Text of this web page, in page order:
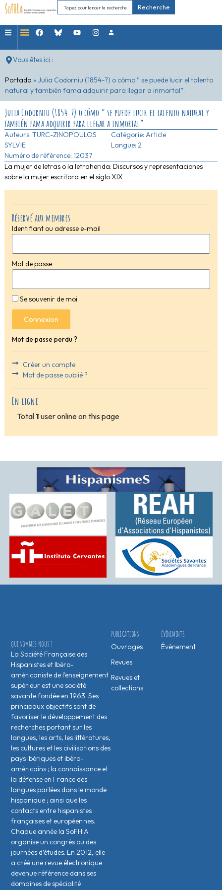
Recherche
Vous êtes ici :
Portada » Julia Codorniu (1854-?) o cómo ” se puede lucir el talento
natural y también fama adquirir para llegar a inmortal”.
Réservé aux membres
Identifiant ou adresse e-mail
Mot de passe
Se souvenir de moi
Connexion
Mot de passe perdu ?
Créer un compte
Mot de passe oublié ?
En ligne
Total 1 user online on this page
Julia Codorniu (1854-?) o cómo ” se puede lucir el talento natural y
también fama adquirir para llegar a inmortal”.
Auteurs: TURC-ZINOPOULOS
SYLVIE
Numéro de référence: 12037
Catégorie: Article
Langue: 2
La mujer de letras o la letraherida. Discursos y representaciones
sobre la mujer escritora en el siglo XIX
ÉVÉNEMENTS
Évènement
PUBLICATIONS
Ouvrages
Revues
Revues et
collections
QUI SOMMES-NOUS ?
La Société Française des
Hispanistes et Ibéro-
américaniste de l’enseignement
supérieur est une société
savante fondée en 1963. Ses
principaux objectifs sont de
favoriser le développement des
recherches portant sur les
langues, les arts, les littératures,
les cultures et les civilisations des
pays ibériques et ibéro-
américains ; la connaissance et
la défense en France des
langues parlées dans le monde
hispanique ; ainsi que les
contacts entre hispanistes
français·es et européen·nes.
Chaque année la SoFHIA
organise un congrès ou des
journées d’études. En 2012, elle
a créé une revue électronique
devenue référence dans ses
domaines de spécialité :